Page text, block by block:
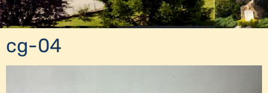
cg-04